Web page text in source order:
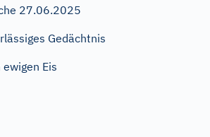
27.06.2025
Gedächtnis
Eis